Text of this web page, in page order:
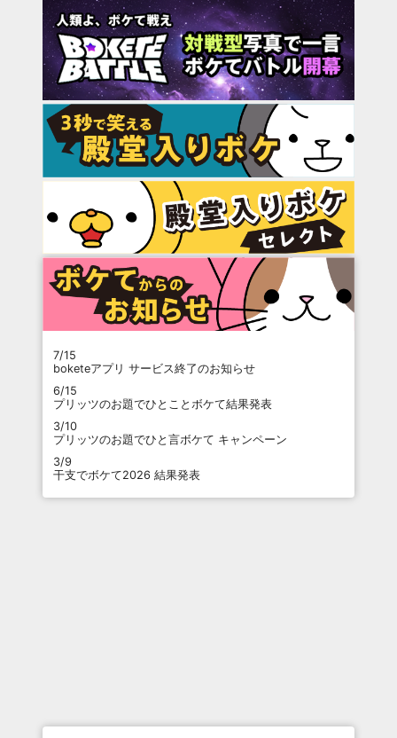
7/15
boketeアプリ サービス終了のお知らせ
6/15
プリッツのお題でひとことボケて結果発表
3/10
プリッツのお題でひと言ボケて キャンペーン
3/9
干支でボケて2026 結果発表